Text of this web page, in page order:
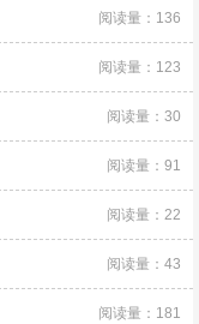
阅读量：136
阅读量：123
阅读量：30
阅读量：91
阅读量：22
阅读量：43
阅读量：181